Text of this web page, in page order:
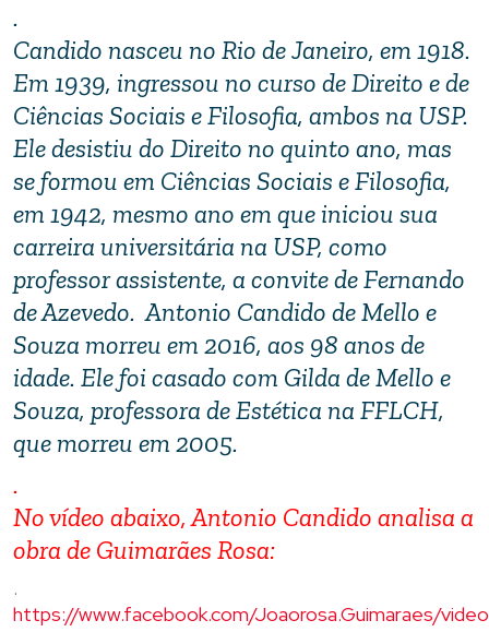
.
Candido nasceu no Rio de Janeiro, em 1918.
Em 1939, ingressou no curso de Direito e de
Ciências Sociais e Filosofia, ambos na USP.
Ele desistiu do Direito no quinto ano, mas
se formou em Ciências Sociais e Filosofia,
em 1942, mesmo ano em que iniciou sua
carreira universitária na USP, como
professor assistente, a convite de Fernando
de Azevedo. Antonio Candido de Mello e
Souza morreu em 2016, aos 98 anos de
idade. Ele foi casado com Gilda de Mello e
Souza, professora de Estética na FFLCH,
que morreu em 2005.
.
No vídeo abaixo, Antonio Candido analisa a
obra de Guimarães Rosa:
.
https://www.facebook.com/Joaorosa.Guimaraes/